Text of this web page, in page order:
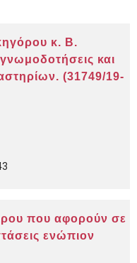
κ. Β.
και
(31749/19-
που αφορούν σε
ενώπιον